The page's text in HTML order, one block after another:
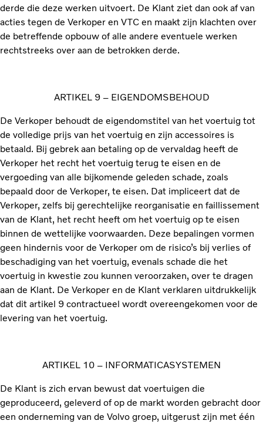
derde die deze werken uitvoert. De Klant ziet dan ook af van
acties tegen de Verkoper en VTC en maakt zijn klachten over
de betreffende opbouw of alle andere eventuele werken
rechtstreeks over aan de betrokken derde.
ARTIKEL 9 – EIGENDOMSBEHOUD
De Verkoper behoudt de eigendomstitel van het voertuig tot
de volledige prijs van het voertuig en zijn accessoires is
betaald. Bij gebrek aan betaling op de vervaldag heeft de
Verkoper het recht het voertuig terug te eisen en de
vergoeding van alle bijkomende geleden schade, zoals
bepaald door de Verkoper, te eisen. Dat impliceert dat de
Verkoper, zelfs bij gerechtelijke reorganisatie en faillissement
van de Klant, het recht heeft om het voertuig op te eisen
binnen de wettelijke voorwaarden. Deze bepalingen vormen
geen hindernis voor de Verkoper om de risico’s bij verlies of
beschadiging van het voertuig, evenals schade die het
voertuig in kwestie zou kunnen veroorzaken, over te dragen
aan de Klant. De Verkoper en de Klant verklaren uitdrukkelijk
dat dit artikel 9 contractueel wordt overeengekomen voor de
levering van het voertuig.
ARTIKEL 10 – INFORMATICASYSTEMEN
De Klant is zich ervan bewust dat voertuigen die
geproduceerd, geleverd of op de markt worden gebracht door
een onderneming van de Volvo groep, uitgerust zijn met één